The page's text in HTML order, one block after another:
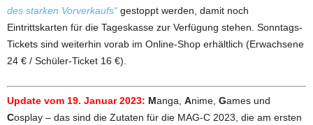
des starken Vorverkaufs“ gestoppt werden, damit noch
Eintrittskarten für die Tageskasse zur Verfügung stehen. Sonntags-
Tickets sind weiterhin vorab im Online-Shop erhältlich (Erwachsene
24 € / Schüler-Ticket 16 €).
Update vom 19. Januar 2023: Manga, Anime, Games und
Cosplay – das sind die Zutaten für die MAG-C 2023, die am ersten